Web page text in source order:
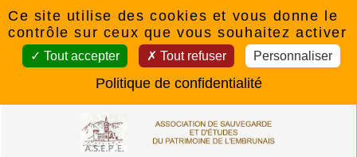
Ce site utilise des cookies et vous donne le
contrôle sur ceux que vous souhaitez activer
Tout accepter Tout refuser Personnaliser
Politique de confidentialité